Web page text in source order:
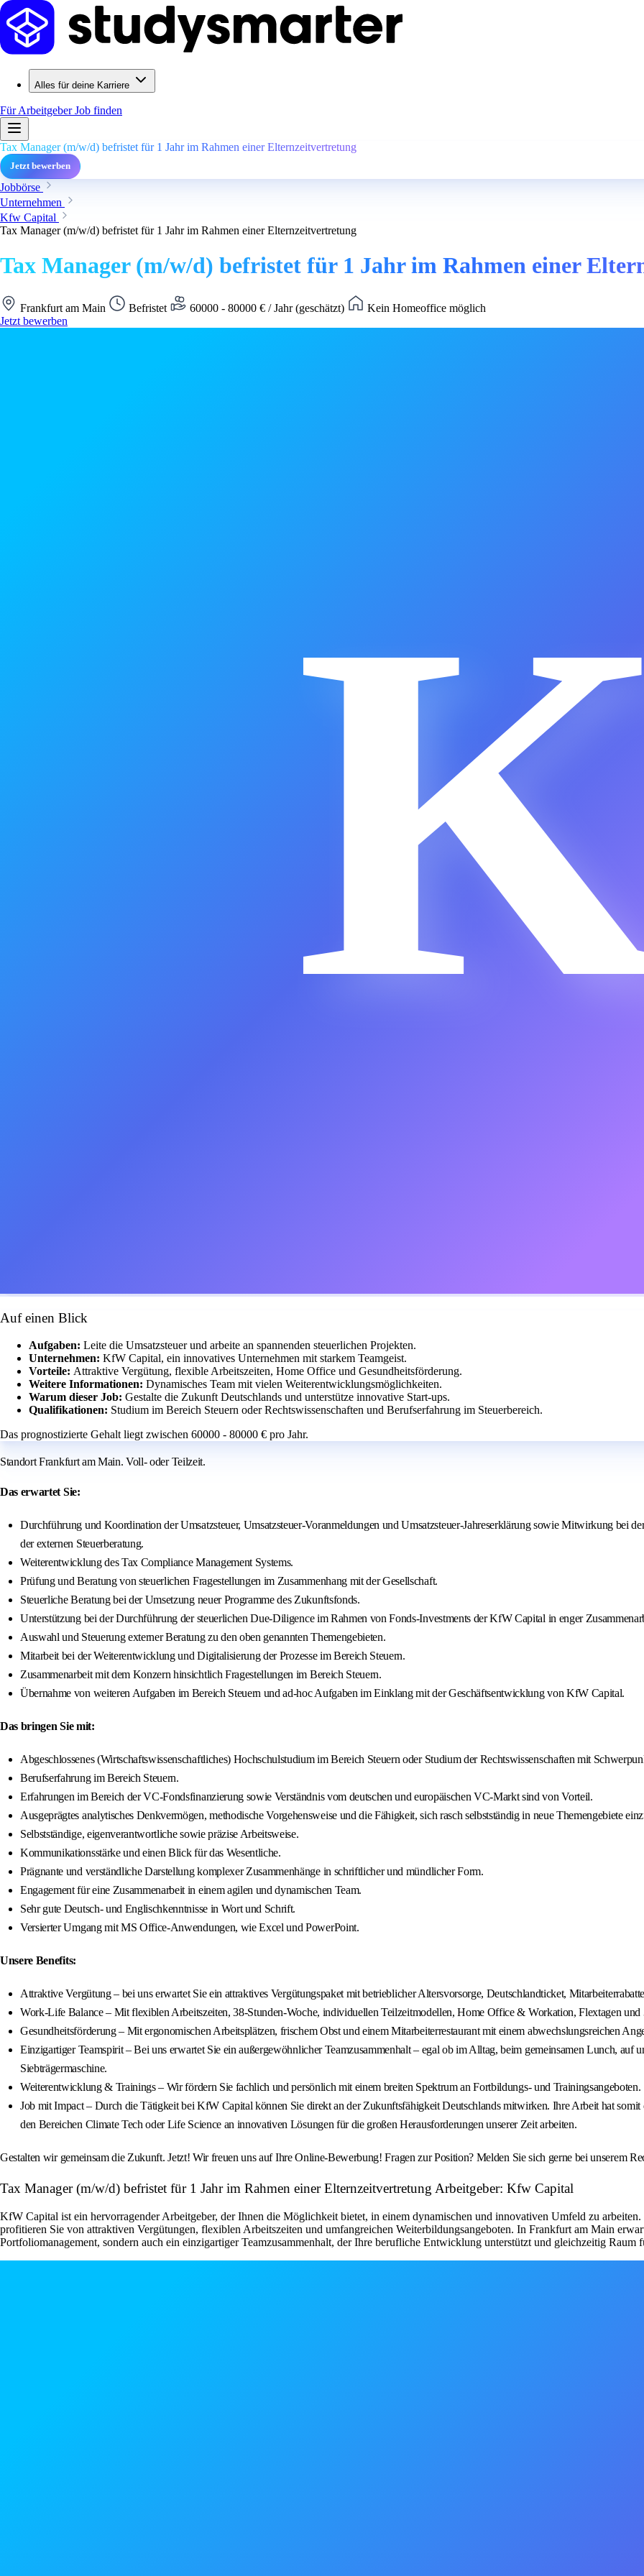
Alles für deine Karriere
Für ArbeitgeberJob finden
Tax Manager (m/w/d) befristet für 1 Jahr im Rahmen einer Elternzeitvertretung
Jetzt bewerben
Jobbörse
Unternehmen
Kfw Capital
Tax Manager (m/w/d) befristet für 1 Jahr im Rahmen einer Elternzeitvertretung
Tax Manager (m/w/d) befristet für 1 Jahr im Rahmen einer
Frankfurt am Main Befristet 60000 - 80000 € / Jahr (geschätzt)
Kein Homeoffice möglich
Jetzt bewerben
Auf einen Blick
Aufgaben: Leite die Umsatzsteuer und arbeite an spannenden steuerlichen Projekten.
Unternehmen: KfW Capital, ein innovatives Unternehmen mit starkem Teamgeist.
Vorteile: Attraktive Vergütung, flexible Arbeitszeiten, Home Office und Gesundheitsförderung.
Weitere Informationen: Dynamisches Team mit vielen Weiterentwicklungsmöglichkeiten.
Warum dieser Job: Gestalte die Zukunft Deutschlands und unterstütze innovative Start-ups.
Qualifikationen: Studium im Bereich Steuern oder Rechtswissenschaften und Berufserfahrung im Steuerbereich.
Das prognostizierte Gehalt liegt zwischen 60000 - 80000 € pro Jahr.
Standort Frankfurt am Main. Voll- oder Teilzeit.
Das erwartet Sie:
Durchführung und Koordination der Umsatzsteuer, Umsatzsteuer-Voranmeldungen und Umsatzsteuer-Jahreserklärung sowie Mitwirkung bei
der externen Steuerberatung.
Weiterentwicklung des Tax Compliance Management Systems.
Prüfung und Beratung von steuerlichen Fragestellungen im Zusammenhang mit der Gesellschaft.
Steuerliche Beratung bei der Umsetzung neuer Programme des Zukunftsfonds.
Unterstützung bei der Durchführung der steuerlichen Due-Diligence im Rahmen von Fonds-Investments der KfW Capital in enger
Auswahl und Steuerung externer Beratung zu den oben genannten Themengebieten.
Mitarbeit bei der Weiterentwicklung und Digitalisierung der Prozesse im Bereich Steuern.
Zusammenarbeit mit dem Konzern hinsichtlich Fragestellungen im Bereich Steuern.
Übernahme von weiteren Aufgaben im Bereich Steuern und ad-hoc Aufgaben im Einklang mit der Geschäftsentwicklung von KfW Capital.
Das bringen Sie mit:
Abgeschlossenes (Wirtschaftswissenschaftliches) Hochschulstudium im Bereich Steuern oder Studium der Rechtswissenschaften mit
Berufserfahrung im Bereich Steuern.
Erfahrungen im Bereich der VC-Fondsfinanzierung sowie Verständnis vom deutschen und europäischen VC-Markt sind von Vorteil.
Ausgeprägtes analytisches Denkvermögen, methodische Vorgehensweise und die Fähigkeit, sich rasch selbstständig in neue Themengebiete
Selbstständige, eigenverantwortliche sowie präzise Arbeitsweise.
Kommunikationsstärke und einen Blick für das Wesentliche.
Prägnante und verständliche Darstellung komplexer Zusammenhänge in schriftlicher und mündlicher Form.
Engagement für eine Zusammenarbeit in einem agilen und dynamischen Team.
Sehr gute Deutsch- und Englischkenntnisse in Wort und Schrift.
Versierter Umgang mit MS Office-Anwendungen, wie Excel und PowerPoint.
Unsere Benefits:
Attraktive Vergütung – bei uns erwartet Sie ein attraktives Vergütungspaket mit betrieblicher Altersvorsorge, Deutschlandticket,
Work-Life Balance – Mit flexiblen Arbeitszeiten, 38-Stunden-Woche, individuellen Teilzeitmodellen, Home Office & Workation, Flextagen
Gesundheitsförderung – Mit ergonomischen Arbeitsplätzen, frischem Obst und einem Mitarbeiterrestaurant mit einem abwechslungsreichen
Einzigartiger Teamspirit – Bei uns erwartet Sie ein außergewöhnlicher Teamzusammenhalt – egal ob im Alltag, beim gemeinsamen Lunch, auf
Siebträgermaschine.
Weiterentwicklung & Trainings – Wir fördern Sie fachlich und persönlich mit einem breiten Spektrum an Fortbildungs- und Trainingsangeboten.
Job mit Impact – Durch die Tätigkeit bei KfW Capital können Sie direkt an der Zukunftsfähigkeit Deutschlands mitwirken. Ihre Arbeit hat
den Bereichen Climate Tech oder Life Science an innovativen Lösungen für die großen Herausforderungen unserer Zeit arbeiten.
Gestalten wir gemeinsam die Zukunft. Jetzt! Wir freuen uns auf Ihre Online-Bewerbung! Fragen zur Position? Melden Sie sich gerne bei unserem
Tax Manager (m/w/d) befristet für 1 Jahr im Rahmen einer Elternzeitvertretung Arbeitgeber: Kfw Capital
KfW Capital ist ein hervorragender Arbeitgeber, der Ihnen die Möglichkeit bietet, in einem dynamischen und innovativen Umfeld zu
profitieren Sie von attraktiven Vergütungen, flexiblen Arbeitszeiten und umfangreichen Weiterbildungsangeboten. In Frankfurt am Main
Portfoliomanagement, sondern auch ein einzigartiger Teamzusammenhalt, der Ihre berufliche Entwicklung unterstützt und gleichzeitig Raum